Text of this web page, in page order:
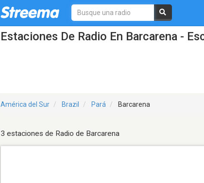
Estaciones De Radio En Barcarena -
América del Sur Brazil Pará Barcarena
3 estaciones de Radio de Barcarena